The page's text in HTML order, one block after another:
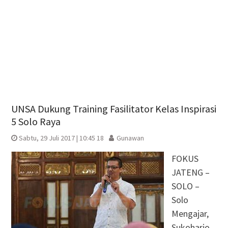
UNSA Dukung Training Fasilitator Kelas Inspirasi
5 Solo Raya
Sabtu, 29 Juli 2017 | 10:45 18 Gunawan
FOKUS
JATENG –
SOLO –
Solo
Mengajar,